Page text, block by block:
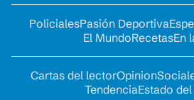
PolicialesPasión Deportiva
El MundoRecetasEn
Cartas del lectorOpinion
TendenciaEstado